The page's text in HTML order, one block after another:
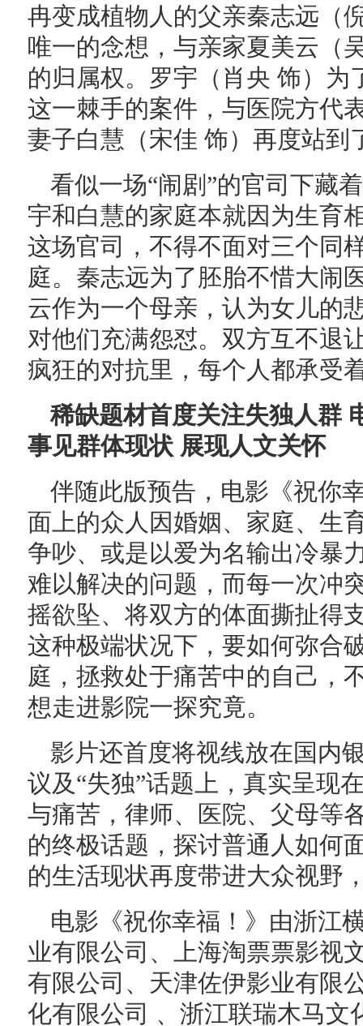
冉变成植物人的父亲秦志远（
唯一的念想，与亲家夏美云（
的归属权。罗宇（肖央 饰）
这一棘手的案件，与医院方代
妻子白慧（宋佳 饰）再度站到
看似一场“闹剧”的官司下藏
宇和白慧的家庭本就因为生育
这场官司，不得不面对三个同
庭。秦志远为了胚胎不惜大闹
云作为一个母亲，认为女儿的
对他们充满怨怼。双方互不退
疯狂的对抗里，每个人都承受
稀缺题材首度关注失独人群
事见群体现状 展现人文关怀
伴随此版预告，电影《祝你
面上的众人因婚姻、家庭、生
争吵、或是以爱为名输出冷暴
难以解决的问题，而每一次冲
摇欲坠、将双方的体面撕扯得
这种极端状况下，要如何弥合
庭，拯救处于痛苦中的自己，
想走进影院一探究竟。
影片还首度将视线放在国内
议及“失独”话题上，真实呈现
与痛苦，律师、医院、父母等
的终极话题，探讨普通人如何
的生活现状再度带进大众视野
电影《祝你幸福！》由浙江
业有限公司、上海淘票票影视
有限公司、天津佐伊影业有限
化有限公司 、浙江联瑞木马文